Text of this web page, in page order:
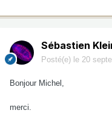
Sébastien
Posté(e) le 20
Bonjour Michel,
merci.